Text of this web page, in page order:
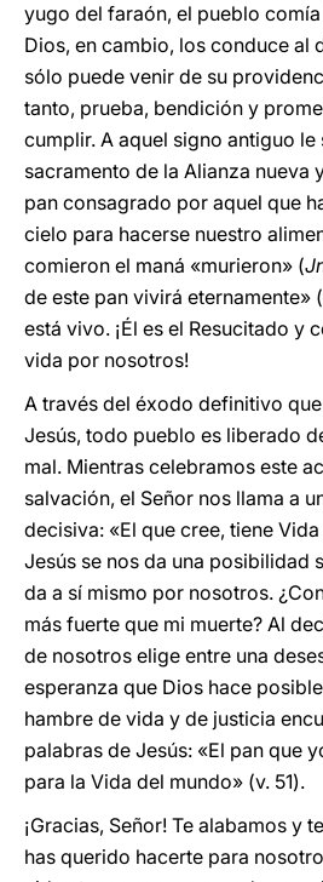
yugo del faraón, el pueblo
Dios, en cambio, los conduce al
sólo puede venir de su
tanto, prueba, bendición y
cumplir. A aquel signo antiguo le
sacramento de la Alianza nueva
pan consagrado por aquel que
cielo para hacerse nuestro
comieron el maná «murieron» (
de este pan vivirá eternamente»
está vivo. ¡Él es el Resucitado y
vida por nosotros!
A través del éxodo definitivo
Jesús, todo pueblo es liberado
mal. Mientras celebramos este
salvación, el Señor nos llama a
decisiva: «El que cree, tiene
Jesús se nos da una posibilidad
da a sí mismo por nosotros.
más fuerte que mi muerte? Al
de nosotros elige entre una
esperanza que Dios hace
hambre de vida y de justicia
palabras de Jesús: «El pan que
para la Vida del mundo» (v. 51).
¡Gracias, Señor! Te alabamos y
has querido hacerte para